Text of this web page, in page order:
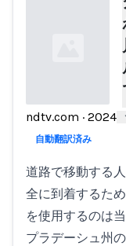
Loading...
ndtv.com · 2024
自動翻訳済み
道路で移動する
全に到着するた
を使用するのは
プラデーシュ州